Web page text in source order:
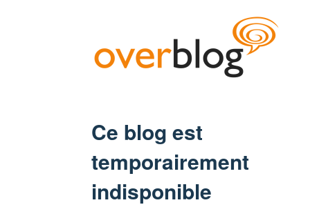
Ce blog est
temporairement
indisponible